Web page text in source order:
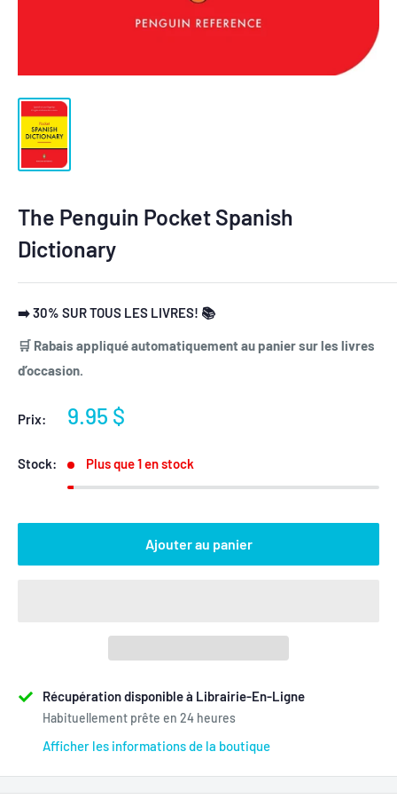
The Penguin Pocket Spanish
Dictionary
➡️ 30% SUR TOUS LES LIVRES! 📚
🛒 Rabais appliqué automatiquement au panier sur les livres
d’occasion.
Prix:
Prix
9.95 $
Stock: Plus que 1 en stock
Ajouter au panier
Récupération disponible à Librairie-En-Ligne
Habituellement prête en 24 heures
Afficher les informations de la boutique